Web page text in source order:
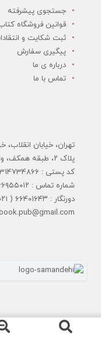
جستجوی پیشرفته
قوانین فروشگاه
ثبت شکایت و
پیگیری سفارش
درباره ی ما
تماس با ما
تهران، خیابان انقلاب،
پلاک ۲، طبقه همکف، واحد 10.
کد پستی : 1314734866
شماره تماس : ۶۶۹۵۵۰۱۲ ( ۰۲۱ )
دورنگار : ۶۶۴۰۱۶۴۳ ( ۰۲۱ )